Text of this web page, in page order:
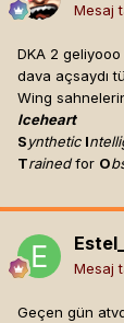
Mesaj
DKA 2
dava açsaydı
Wing
Iceheart
Synthetic I
Trainedfor O
Mesaj
Geçen gün